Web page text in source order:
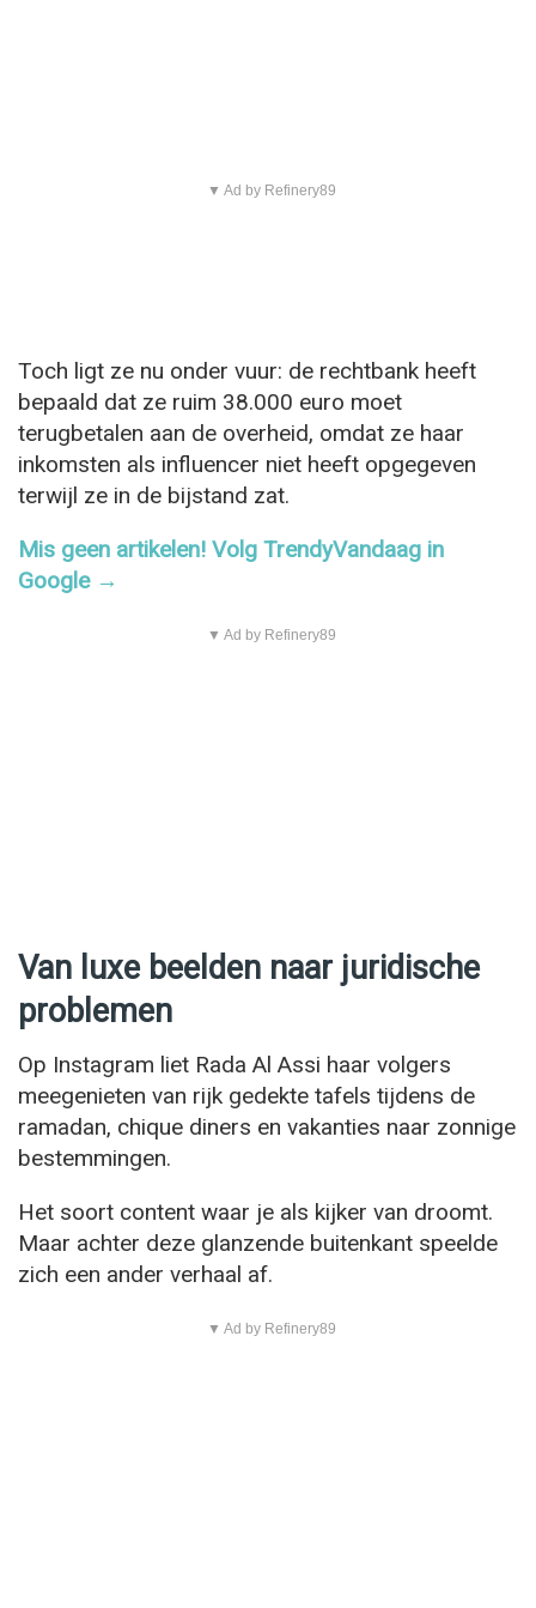
▼ Ad by Refinery89
Toch ligt ze nu onder vuur: de rechtbank heeft
bepaald dat ze ruim 38.000 euro moet
terugbetalen aan de overheid, omdat ze haar
inkomsten als influencer niet heeft opgegeven
terwijl ze in de bijstand zat.
Mis geen artikelen! Volg TrendyVandaag in
Google →
▼ Ad by Refinery89
Van luxe beelden naar juridische
problemen
Op Instagram liet Rada Al Assi haar volgers
meegenieten van rijk gedekte tafels tijdens de
ramadan, chique diners en vakanties naar zonnige
bestemmingen.
Het soort content waar je als kijker van droomt.
Maar achter deze glanzende buitenkant speelde
zich een ander verhaal af.
▼ Ad by Refinery89